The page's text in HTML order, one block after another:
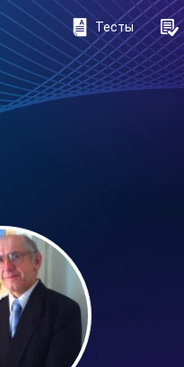
Тесты